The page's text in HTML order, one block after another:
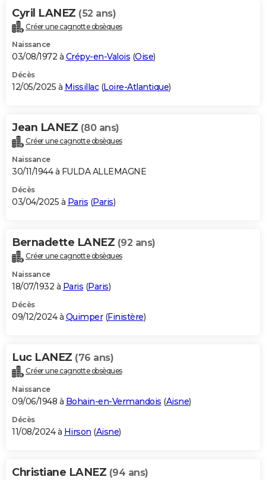
Cyril LANEZ (52 ans)
Créer une cagnotte obsèques
Naissance
03/08/1972 à Crépy-en-Valois (Oise)
Décès
12/05/2025 à Missillac(Loire-Atlantique)
Jean LANEZ (80 ans)
Créer une cagnotte obsèques
Naissance
30/11/1944 à FULDA ALLEMAGNE
Décès
03/04/2025 à Paris (Paris)
Bernadette LANEZ (92 ans)
Créer une cagnotte obsèques
Naissance
18/07/1932 à Paris (Paris)
Décès
09/12/2024 à Quimper(Finistère)
Luc LANEZ (76 ans)
Créer une cagnotte obsèques
Naissance
09/06/1948 à Bohain-en-Vermandois (Aisne)
Décès
11/08/2024 à Hirson (Aisne)
Christiane LANEZ (94 ans)